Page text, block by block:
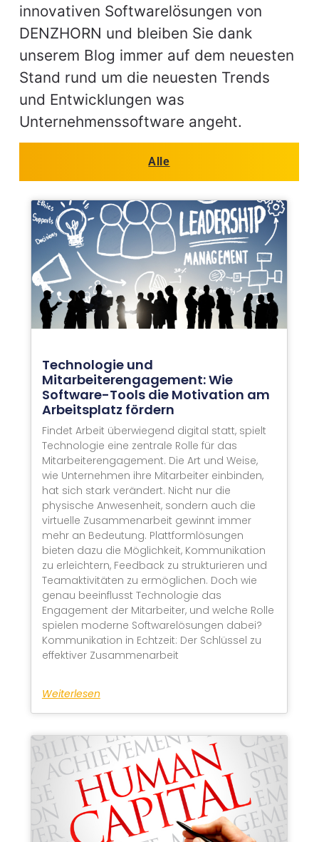
innovativen Softwarelösungen von
DENZHORN und bleiben Sie dank
unserem Blog immer auf dem neuesten
Stand rund um die neuesten Trends
und Entwicklungen was
Unternehmenssoftware angeht.
Alle
Technologie und
Mitarbeiterengagement: Wie
Software-Tools die Motivation am
Arbeitsplatz fördern
Findet Arbeit überwiegend digital statt, spielt
Technologie eine zentrale Rolle für das
Mitarbeiterengagement. Die Art und Weise,
wie Unternehmen ihre Mitarbeiter einbinden,
hat sich stark verändert. Nicht nur die
physische Anwesenheit, sondern auch die
virtuelle Zusammenarbeit gewinnt immer
mehr an Bedeutung. Plattformlösungen
bieten dazu die Möglichkeit, Kommunikation
zu erleichtern, Feedback zu strukturieren und
Teamaktivitäten zu ermöglichen. Doch wie
genau beeinflusst Technologie das
Engagement der Mitarbeiter, und welche Rolle
spielen moderne Softwarelösungen dabei?
Kommunikation in Echtzeit: Der Schlüssel zu
effektiver Zusammenarbeit
Weiterlesen